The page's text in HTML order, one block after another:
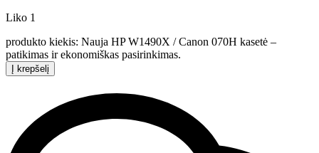
Liko 1
produkto kiekis: Nauja HP W1490X / Canon 070H kasetė –
patikimas ir ekonomiškas pasirinkimas.
Į krepšelį